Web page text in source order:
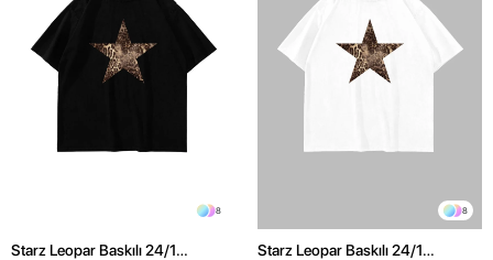
8
Starz Leopar Baskılı 24/1
8
Starz Leopar Baskılı 24/1